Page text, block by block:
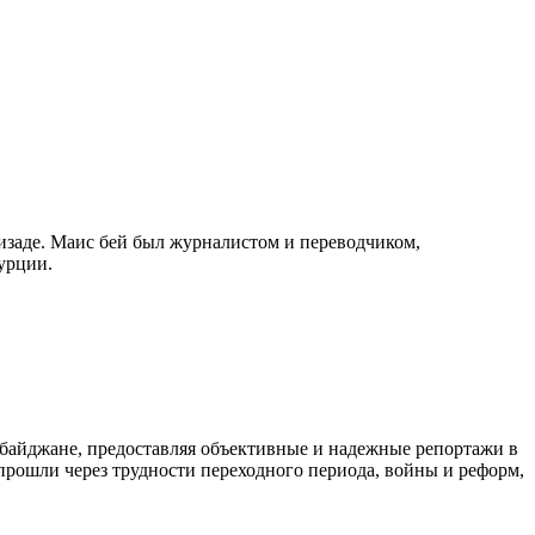
Маис бей был журналистом и переводчиком,
предоставляя объективные и надежные репортажи в
через трудности переходного периода, войны и реформ,